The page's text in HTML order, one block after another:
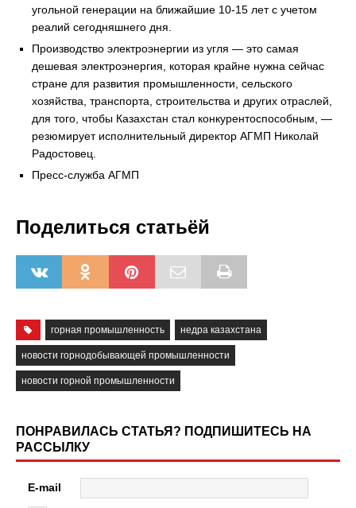
угольной генерации на ближайшие 10-15 лет с учетом
реалий сегодняшнего дня.
Производство электроэнергии из угля — это самая
дешевая электроэнергия, которая крайне нужна сейчас
стране для развития промышленности, сельского
хозяйства, транспорта, строительства и других отраслей,
для того, чтобы Казахстан стал конкурентоспособным, —
резюмирует исполнительный директор АГМП Николай
Радостовец.
Пресс-служба АГМП
Поделиться статьёй
горная промышленность недра казахстана
новости горнодобывающей промышленности
новости горной промышленности
ПОНРАВИЛАСЬ СТАТЬЯ? ПОДПИШИТЕСЬ НА
РАССЫЛКУ
E-mail